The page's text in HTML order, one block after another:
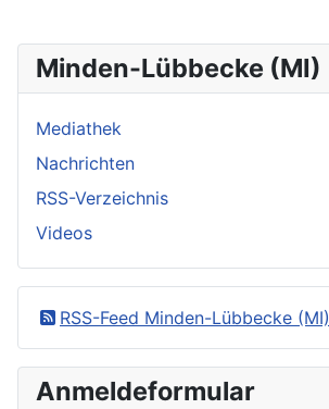
Minden-Lübbecke (MI)
Mediathek
Nachrichten
RSS-Verzeichnis
Videos
RSS-Feed Minden-Lübbecke (MI)
Anmeldeformular